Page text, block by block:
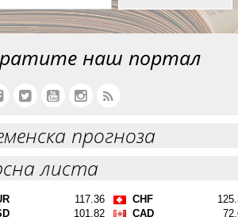
наш портал
прогноза
листа